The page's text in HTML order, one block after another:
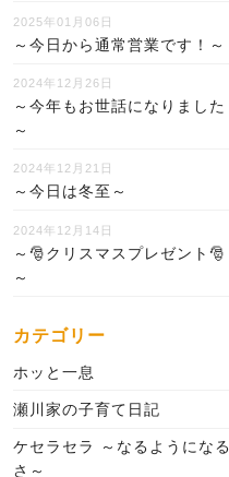
2025年01月06日
～今日から通常営業です！～
2024年12月26日
～今年もお世話になりました
～
2024年12月21日
～今日は冬至～
2024年12月14日
～🎅クリスマスプレゼント🎅
～
カテゴリー
ホッと一息
瀬川家の子育て日記
ケセラセラ ～なるようになる
さ～